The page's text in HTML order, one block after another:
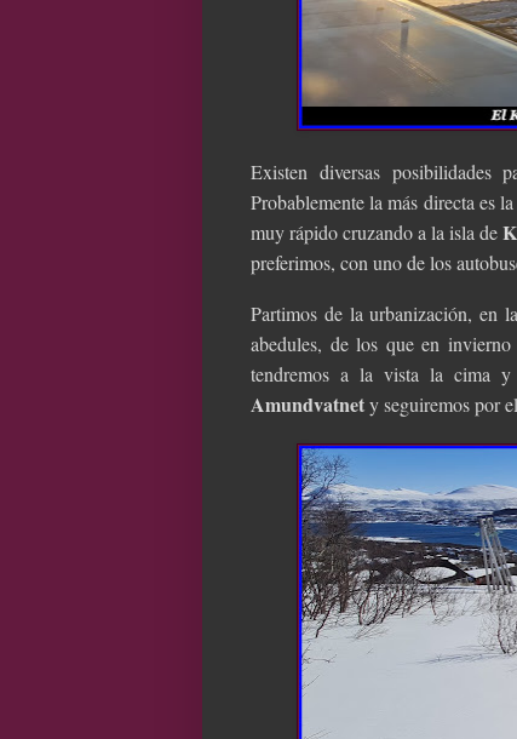
Existen diversas
Probablemente la más directa es
muy rápido cruzando a la isla de
preferimos, con uno de los
Partimos de la urbanización, en
abedules, de los que en
tendremos a la vista la cima y
Amundvatnety seguiremos por